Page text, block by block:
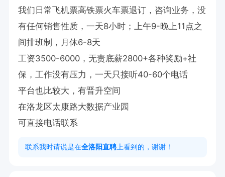
我们日常飞机票高铁票火车票退订，咨询业务，没
有任何销售性质，一天8小时；上午9-晚上11点之
间排班制，月休6-8天
工资3500-6000，无责底薪2800+各种奖励+社
保，工作没有压力，一天只接听40-60个电话
平台也比较大，有晋升空间
在洛龙区太康路大数据产业园
可直接电话联系
联系我时请说是在全洛阳直聘 上看到的，谢谢！